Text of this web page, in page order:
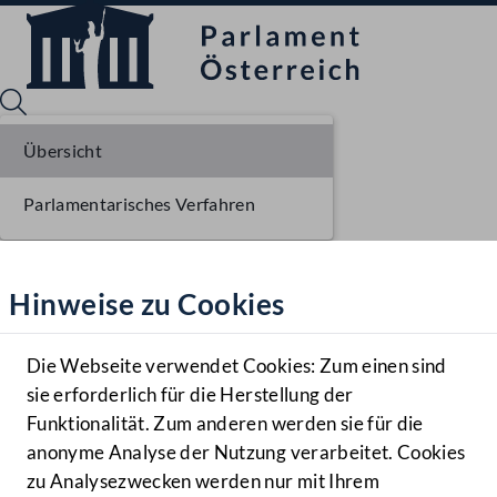
Hilfe
Benutzer
Navigationsmenü öffnen
MENÜ
Hinweise zu Cookies
Die Webseite verwendet Cookies: Zum einen sind
sie erforderlich für die Herstellung der
Funktionalität. Zum anderen werden sie für die
anonyme Analyse der Nutzung verarbeitet. Cookies
zu Analysezwecken werden nur mit Ihrem
Übersicht
Parlamentarisches Verfahren